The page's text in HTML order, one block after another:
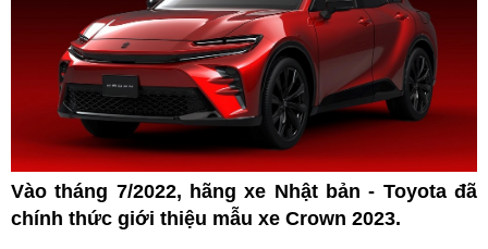
Vào tháng 7/2022, hãng xe Nhật bản - Toyota đã
chính thức giới thiệu mẫu xe Crown 2023.